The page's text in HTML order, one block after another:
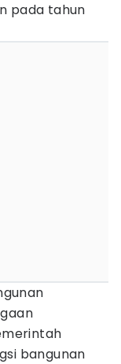
pada tahun
bangunan